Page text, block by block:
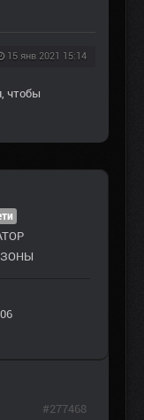
15 янв 2021 15:14
, чтобы
ЗОНЫ
#277468